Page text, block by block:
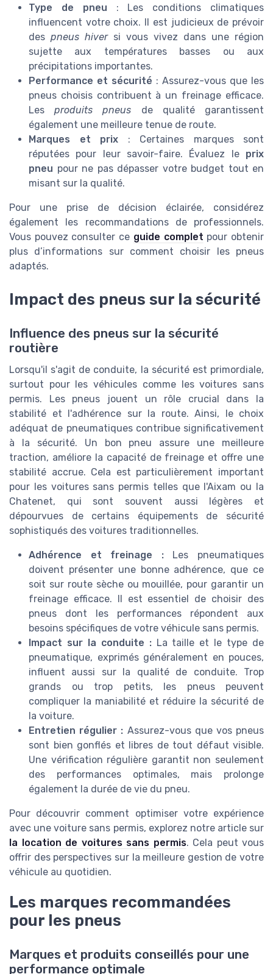
Type de pneu : Les conditions climatiques
influencent votre choix. Il est judicieux de prévoir
des pneus hiversi vous vivez dans une région
sujette aux températures basses ou aux
précipitations importantes.
Performance et sécurité : Assurez-vous que les
pneus choisis contribuent à un freinage efficace.
Lesproduits pneus de qualité garantissent
également une meilleure tenue de route.
Marques et prix : Certaines marques sont
réputées pour leur savoir-faire. Évaluez le prix
pneu pour ne pas dépasser votre budget tout en
misant sur la qualité.
Pour une prise de décision éclairée, considérez
également les recommandations de professionnels.
Vous pouvez consulter ce guide complet pour obtenir
plus d’informations sur comment choisir les pneus
adaptés.
Impact des pneus sur la sécurité
Influence des pneus sur la sécurité
routière
Lorsqu'il s'agit de conduite, la sécurité est primordiale,
surtout pour les véhicules comme les voitures sans
permis. Les pneus jouent un rôle crucial dans la
stabilité et l'adhérence sur la route. Ainsi, le choix
adéquat de pneumatiques contribue significativement
à la sécurité. Un bon pneu assure une meilleure
traction, améliore la capacité de freinage et offre une
stabilité accrue. Cela est particulièrement important
pour les voitures sans permis telles que l'Aixam ou la
Chatenet, qui sont souvent aussi légères et
dépourvues de certains équipements de sécurité
sophistiqués des voitures traditionnelles.
Adhérence et freinage :Les pneumatiques
doivent présenter une bonne adhérence, que ce
soit sur route sèche ou mouillée, pour garantir un
freinage efficace. Il est essentiel de choisir des
pneus dont les performances répondent aux
besoins spécifiques de votre véhicule sans permis.
Impact sur la conduite :La taille et le type de
pneumatique, exprimés généralement en pouces,
influent aussi sur la qualité de conduite. Trop
grands ou trop petits, les pneus peuvent
compliquer la maniabilité et réduire la sécurité de
la voiture.
Entretien régulier : Assurez-vous que vos pneus
sont bien gonflés et libres de tout défaut visible.
Une vérification régulière garantit non seulement
des performances optimales, mais prolonge
également la durée de vie du pneu.
Pour découvrir comment optimiser votre expérience
avec une voiture sans permis, explorez notre article sur
la location de voitures sans permis. Cela peut vous
offrir des perspectives sur la meilleure gestion de votre
véhicule au quotidien.
Les marques recommandées
pour les pneus
Marques et produits conseillés pour une
performance optimale